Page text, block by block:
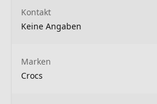
Kontakt
Keine Angaben
Marken
Crocs